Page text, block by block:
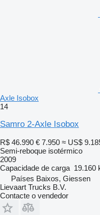
Axle Isobox
14
Samro 2-Axle Isobox
R$ 46.990 € 7.950 ≈ US$
Semi-reboque isotérmico
2009
Capacidade de carga 19.160
Países Baixos, Giessen
Lievaart Trucks B.V.
Contacte o vendedor